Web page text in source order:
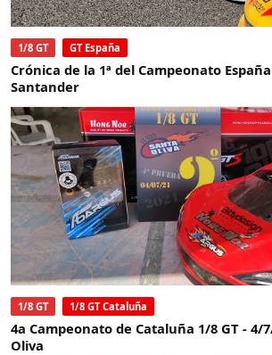
1/8 GT GT España
Crónica de la 1ª del Campeonato
Santander
1/8 GT 1/8 GT Cataluña
4a Campeonato de Cataluña 1/8 GT - 4/
Oliva